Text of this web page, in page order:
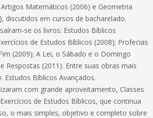
Matemáticos (2006) e Geometria
discutidos em cursos de bacharelado.
se os livros: Estudos Bíblicos
de Estudos Bíblicos (2008); Profecias
(2009); A Lei, o Sábado e o Domingo
Respostas (2011). Entre suas obras mais
Estudos Bíblicos Avançados.
com grande aproveitamento, Classes
de Estudos Bíblicos, que continua
o mais simples, objetivo e completo sobre